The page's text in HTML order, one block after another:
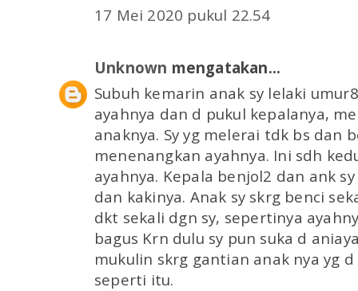
17 Mei 2020 pukul 22.54
Unknown mengatakan...
Subuh kemarin anak sy lelaki
ayahnya dan d pukul kepalanya,
anaknya. Sy yg melerai tdk bs dan
menenangkan ayahnya. Ini sdh
ayahnya. Kepala benjol2 dan ank
dan kakinya. Anak sy skrg benci
dkt sekali dgn sy, sepertinya
bagus Krn dulu sy pun suka d
mukulin skrg gantian anak nya yg
seperti itu.